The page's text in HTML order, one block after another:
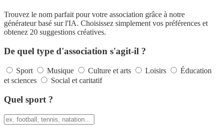
Trouvez le nom parfait pour votre association grâce à notre
générateur basé sur l'IA. Choisissez simplement vos préférences et
obtenez 20 suggestions créatives.
De quel type d'association s'agit-il ?
Sport Musique Culture et arts Loisirs
Éducation
et sciences
Social et caritatif
Quel sport ?